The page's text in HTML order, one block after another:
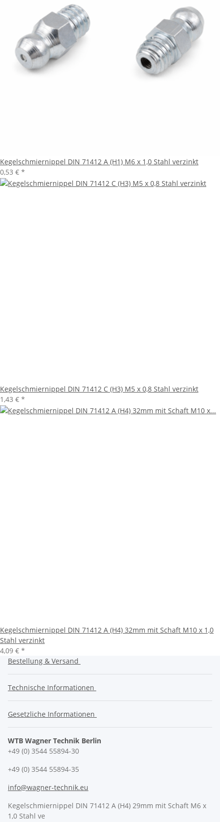
Kegelschmiernippel DIN 71412 A (H1) M6 x 1,0 Stahl verzinkt
0,53 € *
Kegelschmiernippel DIN 71412 C (H3) M5 x 0,8 Stahl verzinkt
1,43 € *
Kegelschmiernippel DIN 71412 A (H4) 32mm mit Schaft M10 x 1,0
Stahl verzinkt
4,09 € *
Bestellung & Versand
Technische Informationen
Gesetzliche Informationen
WTB Wagner Technik Berlin
+49 (0) 3544 55894-30
+49 (0) 3544 55894-35
info@wagner-technik.eu
Kegelschmiernippel DIN 71412 A (H4) 29mm mit Schaft M6 x
1,0 Stahl ve